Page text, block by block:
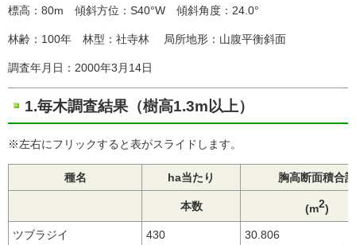
標高：80m 傾斜方位：S40°W 傾斜角度：24.0°
林齢：100年 林型：社寺林 局所地形：山腹平衡斜面
調査年月日：2000年3月14日
1.毎木調査結果（樹高1.3m以上）
※左右にフリックすると表がスライドします。
種名 ha当たり 胸高断面積合計
本数 (m2)
ツブラジイ 430 30.806